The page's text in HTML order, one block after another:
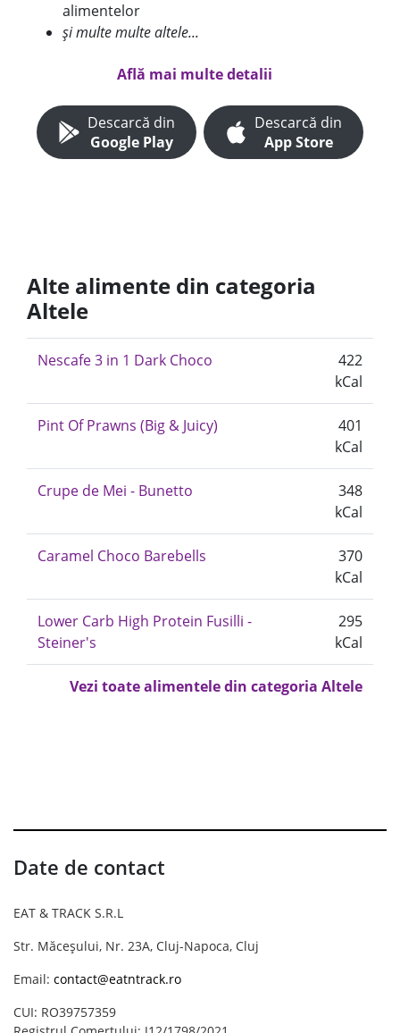
alimentelor
și multe multe altele...
Află mai multe detalii
Descarcă din
Google Play
Descarcă din
App Store
Alte alimente din categoria
Altele
Nescafe 3 in 1 Dark Choco
422
kCal
Pint Of Prawns (Big & Juicy)
401
kCal
Crupe de Mei - Bunetto
348
kCal
Caramel Choco Barebells
370
kCal
Lower Carb High Protein Fusilli -
Steiner's
295
kCal
Vezi toate alimentele din categoria Altele
Date de contact
EAT & TRACK S.R.L
Str. Măceșului, Nr. 23A, Cluj-Napoca, Cluj
Email: contact@eatntrack.ro
CUI: RO39757359